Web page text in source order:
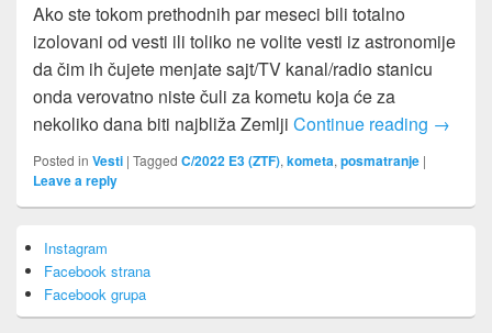
Ako ste tokom prethodnih par meseci bili totalno
izolovani od vesti ili toliko ne volite vesti iz astronomije
da čim ih čujete menjate sajt/TV kanal/radio stanicu
onda verovatno niste čuli za kometu koja će za
nekoliko dana biti najbliža Zemlji Continue reading →
Posted in Vesti | Tagged C/2022 E3 (ZTF), kometa, posmatranje |
Leave a reply
Sidebar
Widget
Area
Instagram
Facebook strana
Facebook grupa